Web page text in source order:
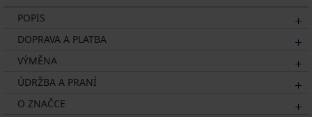
POPIS
DOPRAVA A PLATBA
VÝMĚNA
ÚDRŽBA A PRANÍ
O ZNAČCE